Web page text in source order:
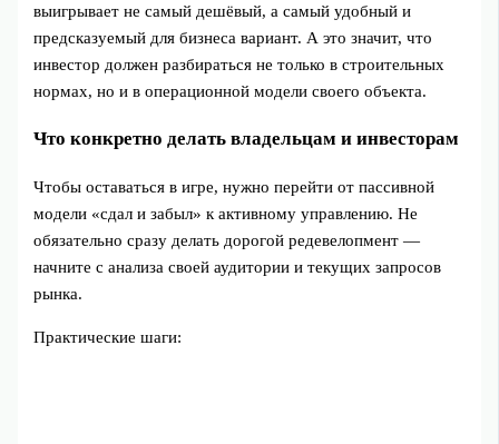
выигрывает не самый дешёвый, а самый удобный и
предсказуемый для бизнеса вариант. А это значит, что
инвестор должен разбираться не только в строительных
нормах, но и в операционной модели своего объекта.
Что конкретно делать владельцам и инвесторам
Чтобы оставаться в игре, нужно перейти от пассивной
модели «сдал и забыл» к активному управлению. Не
обязательно сразу делать дорогой редевелопмент —
начните с анализа своей аудитории и текущих запросов
рынка.
Практические шаги: